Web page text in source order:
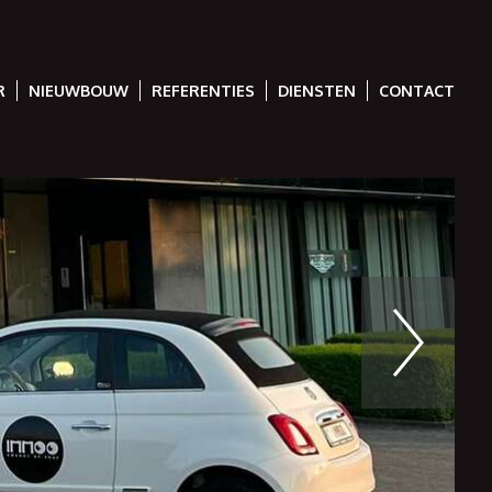
NIEUWBOUW REFERENTIES DIENSTEN CONTACT